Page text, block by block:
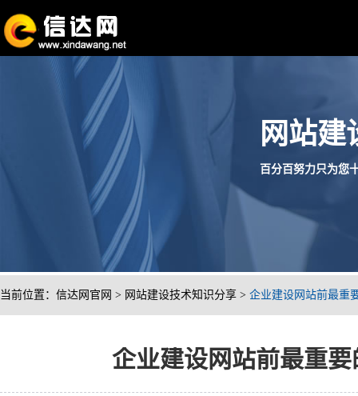
网站建
百分百努力只为您
当前位置： 信达网官网 > 网站建设技术知识分享 > 企业建设网站前最重
企业建设网站前最重